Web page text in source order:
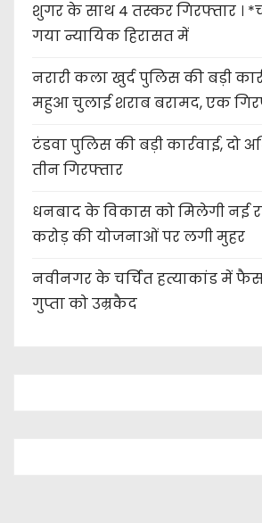
शुगर के साथ 4 तस्कर गिरफ्तार ।
गया न्यायिक हिरासत में
नरारी कला खुर्द पुलिस की बड़ी
महुआ चुलाई शराब बरामद, एक
टंडवा पुलिस की बड़ी कार्रवाई, दो
तीन गिरफ्तार
धनबाद के विकास को मिलेगी नई
करोड़ की योजनाओं पर लगी मुहर
नवीनगर के चर्चित हत्याकांड में
गुप्ता को उम्रकैद